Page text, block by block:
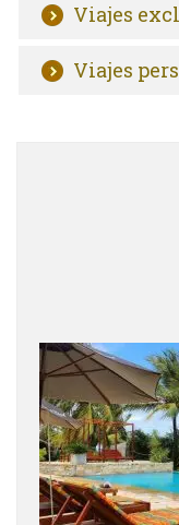
Viajes
Viajes